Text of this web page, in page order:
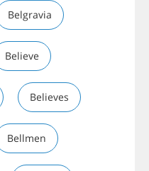
Belgravia
Believe
Believes
Bellmen